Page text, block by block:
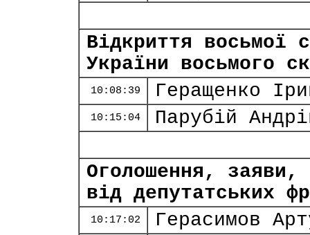
Відкриття восьмої
України восьмого
10:08:39 Геращенко
10:15:04 Парубій
Оголошення, заяви,
від депутатських
10:17:02 Герасимов